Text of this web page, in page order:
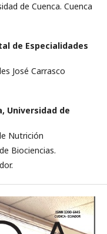
de Cuenca. Cuenca
de Especialidades
José Carrasco
Universidad de
Nutrición
Biociencias.